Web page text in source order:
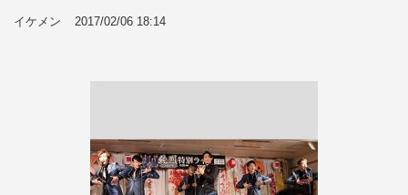
イケメン 2017/02/06 18:14